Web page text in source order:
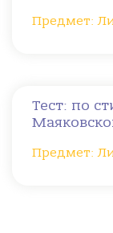
Предмет:
Тест: по
Предмет: